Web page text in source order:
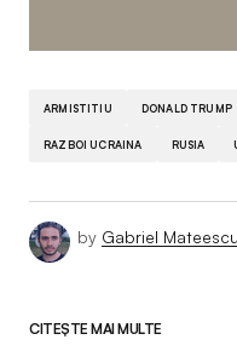
ARMISTITIU DONALD TRUMP
RAZBOI UCRAINA RUSIA
by Gabriel Mateescu
CITEȘTE MAI MULTE